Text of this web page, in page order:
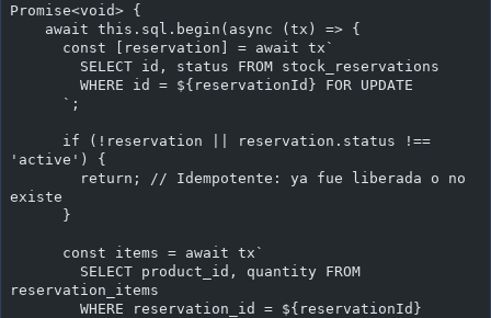
Promise<void> {
    await this.sql.begin(async (tx) => {
      const [reservation] = await tx`
        SELECT id, status FROM stock_reservations
        WHERE id = ${reservationId} FOR UPDATE
      `;
'active') {
existe
      }
      const items = await tx`
reservation_items
        WHERE reservation_id = ${reservationId}